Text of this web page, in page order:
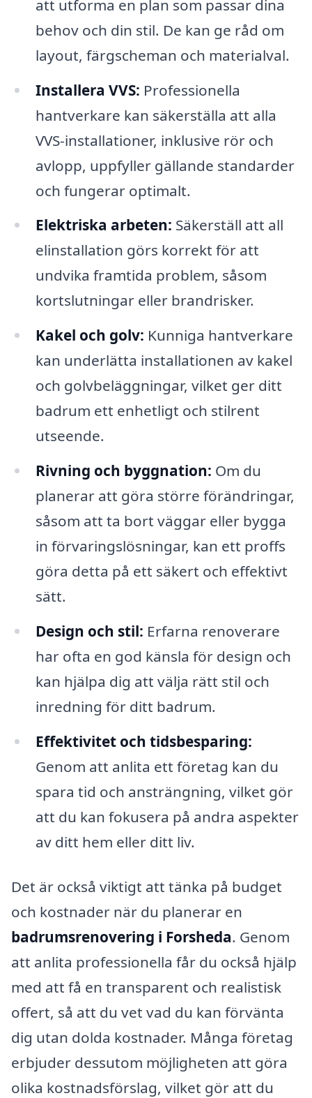
att utforma en plan som passar dina
behov och din stil. De kan ge råd om
layout, färgscheman och materialval.
Installera VVS: Professionella
hantverkare kan säkerställa att alla
VVS-installationer, inklusive rör och
avlopp, uppfyller gällande standarder
och fungerar optimalt.
Elektriska arbeten: Säkerställ att all
elinstallation görs korrekt för att
undvika framtida problem, såsom
kortslutningar eller brandrisker.
Kakel och golv: Kunniga hantverkare
kan underlätta installationen av kakel
och golvbeläggningar, vilket ger ditt
badrum ett enhetligt och stilrent
utseende.
Rivning och byggnation: Om du
planerar att göra större förändringar,
såsom att ta bort väggar eller bygga
in förvaringslösningar, kan ett proffs
göra detta på ett säkert och effektivt
sätt.
Design och stil: Erfarna renoverare
har ofta en god känsla för design och
kan hjälpa dig att välja rätt stil och
inredning för ditt badrum.
Effektivitet och tidsbesparing:
Genom att anlita ett företag kan du
spara tid och ansträngning, vilket gör
att du kan fokusera på andra aspekter
av ditt hem eller ditt liv.
Det är också viktigt att tänka på budget
och kostnader när du planerar en
badrumsrenovering i Forsheda. Genom
att anlita professionella får du också hjälp
med att få en transparent och realistisk
offert, så att du vet vad du kan förvänta
dig utan dolda kostnader. Många företag
erbjuder dessutom möjligheten att göra
olika kostnadsförslag, vilket gör att du